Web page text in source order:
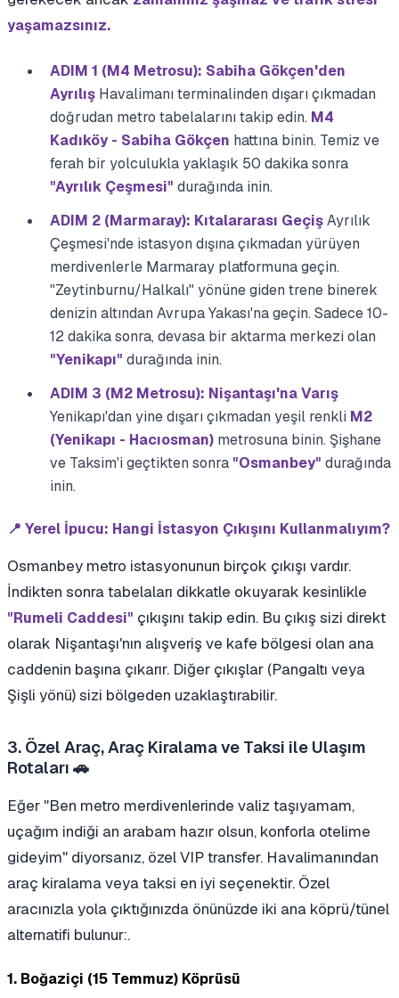
yaşamazsınız.
ADIM 1 (M4 Metrosu): Sabiha Gökçen'den
Ayrılış Havalimanı terminalinden dışarı çıkmadan
doğrudan metro tabelalarını takip edin. M4
Kadıköy - Sabiha Gökçen hattına binin. Temiz ve
ferah bir yolculukla yaklaşık 50 dakika sonra
"Ayrılık Çeşmesi" durağında inin.
ADIM 2 (Marmaray): Kıtalararası GeçişAyrılık
Çeşmesi'nde istasyon dışına çıkmadan yürüyen
merdivenlerle Marmaray platformuna geçin.
"Zeytinburnu/Halkalı" yönüne giden trene binerek
denizin altından Avrupa Yakası'na geçin. Sadece 10-
12 dakika sonra, devasa bir aktarma merkezi olan
"Yenikapı" durağında inin.
ADIM 3 (M2 Metrosu): Nişantaşı'na Varış
Yenikapı'dan yine dışarı çıkmadan yeşil renkli M2
(Yenikapı - Hacıosman) metrosuna binin. Şişhane
ve Taksim'i geçtikten sonra "Osmanbey" durağında
inin.
📍 Yerel İpucu: Hangi İstasyon Çıkışını Kullanmalıyım?
Osmanbey metro istasyonunun birçok çıkışı vardır.
İndikten sonra tabelaları dikkatle okuyarak kesinlikle
"Rumeli Caddesi" çıkışını takip edin. Bu çıkış sizi direkt
olarak Nişantaşı'nın alışveriş ve kafe bölgesi olan ana
caddenin başına çıkarır. Diğer çıkışlar (Pangaltı veya
Şişli yönü) sizi bölgeden uzaklaştırabilir.
3. Özel Araç, Araç Kiralama ve Taksi ile Ulaşım
Rotaları 🚗
Eğer "Ben metro merdivenlerinde valiz taşıyamam,
uçağım indiği an arabam hazır olsun, konforla otelime
gideyim" diyorsanız, özel VIP transfer. Havalimanından
araç kiralama veya taksi en iyi seçenektir. Özel
aracınızla yola çıktığınızda önünüzde iki ana köprü/tünel
alternatifi bulunur:.
1. Boğaziçi (15 Temmuz) Köprüsü